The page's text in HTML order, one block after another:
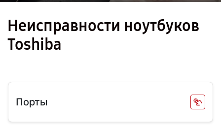
Неисправности ноутбуков
Toshiba
Порты